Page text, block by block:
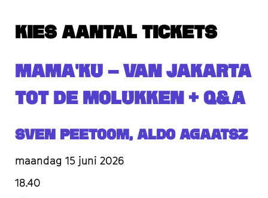
KIES AANTAL TICKETS
MAMA'KU – VAN JAKARTA
TOT DE MOLUKKEN + Q&A
Sven Peetoom, Aldo Agaatsz
maandag 15 juni 2026
18.40